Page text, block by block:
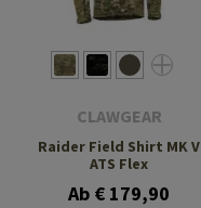
CLAWGEAR
Raider Field Shirt MK V
ATS Flex
Ab € 179,90